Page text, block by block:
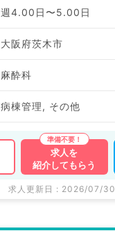
週4.00日〜5.00日
大阪府茨木市
麻酔科
病棟管理, その他
求人を
紹介してもらう
求人更新日 : 2026/07/30